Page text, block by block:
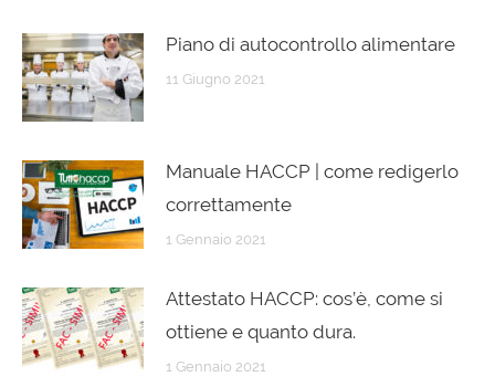
Piano di autocontrollo alimentare
11 Giugno 2021
Manuale HACCP | come redigerlo
correttamente
1 Gennaio 2021
Attestato HACCP: cos’è, come si
ottiene e quanto dura.
1 Gennaio 2021